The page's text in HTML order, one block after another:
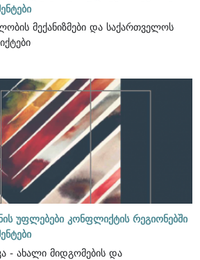
მექანიზმები და საქართველოს
უფლებები კონფლიქტის რეგიონებში
- ახალი მიდგომების და